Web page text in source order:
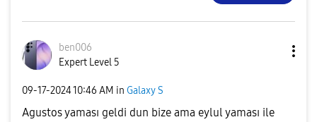
ben006
Expert Level 5
‎09-17-202410:46 AM in Galaxy S
Agustos yaması geldi dun bize ama eylul yaması ile